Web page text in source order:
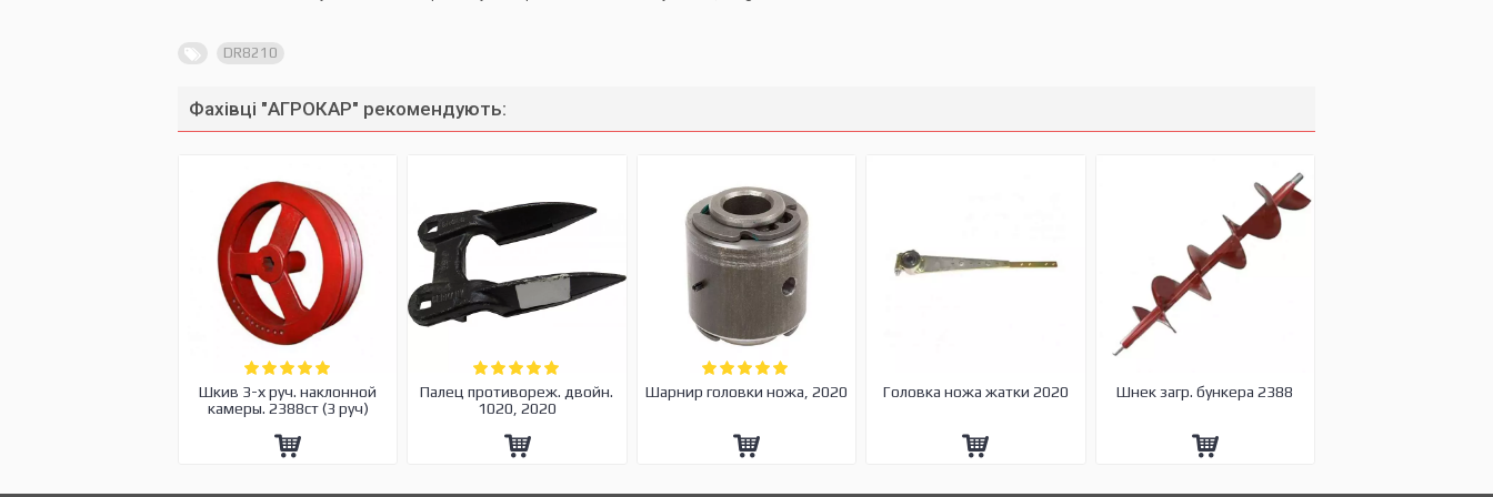
DR8210
Фахівці "АГРОКАР" рекомендують:
Шкив 3-х руч. наклонной
камеры. 2388ст (3 руч)
Палец противореж. двойн.
1020, 2020
Шарнир головки ножа, 2020 Головка ножа жатки 2020 Шнек загр. бункера 2388